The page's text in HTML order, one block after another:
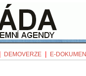
DEMOVERZE E-